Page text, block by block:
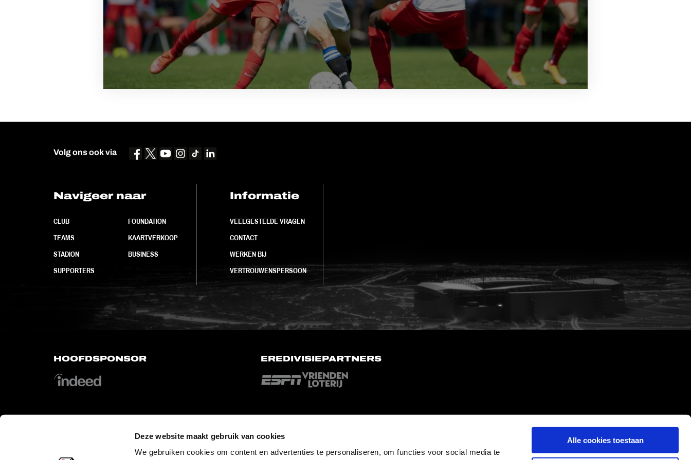
Deze website maakt gebruik van cookies
We gebruiken cookies om content en advertenties te personaliseren, om functies voor social media te
Alle cookies toestaan
Volg ons ook via
Navigeer naar
CLUB
TEAMS
STADION
SUPPORTERS
FOUNDATION
KAARTVERKOOP
BUSINESS
Informatie
VEELGESTELDE VRAGEN
CONTACT
WERKEN BIJ
VERTROUWENSPERSOON
HOOFDSPONSOR EREDIVISIEPARTNERS
OFFICIAL PARTNERS